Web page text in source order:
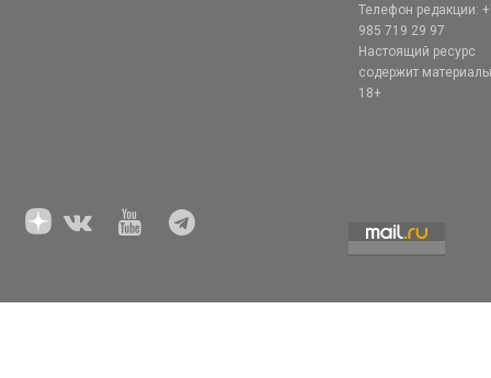
Телефон редакции:
985 719 29 97
Настоящий ресурс
содержит
18+